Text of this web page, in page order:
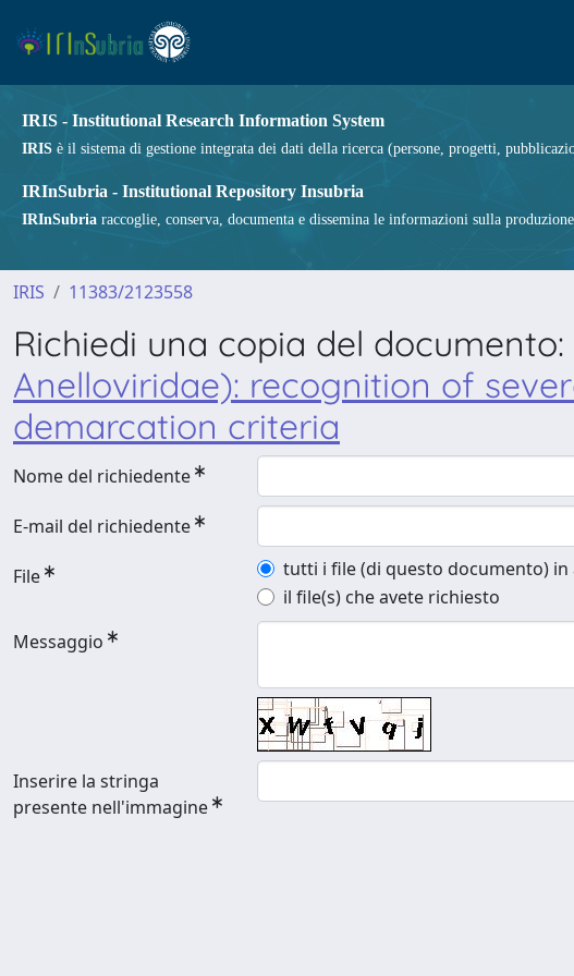
IRIS - Institutional Research Information System
IRIS è il sistema di gestione integrata dei dati della ricerca (persone, progetti,
IRInSubria - Institutional Repository Insubria
IRInSubria raccoglie, conserva, documenta e dissemina le informazioni sulla
IRIS 11383/2123558
Richiedi una copia del documento:
Anelloviridae): recognition of
demarcation criteria
Nome del richiedente
E-mail del richiedente
File
tutti i file (di questo documento)
il file(s) che avete richiesto
Messaggio
Inserire la stringa
presente nell'immagine